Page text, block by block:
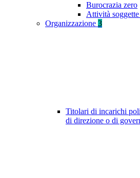
Burocrazia zero
Attività
Organizzazione 3
Titolari di incarichi
di direzione o di